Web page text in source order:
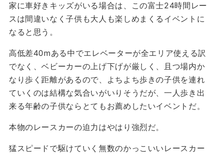
家に車好きキッズがいる場合は、この富士24時間レー
スは間違いなく子供も大人も楽しめまくるイベントに
なると思う。
高低差40mある中でエレベーターが全エリア使える訳
でなく、ベビーカーの上げ下げが厳しく、且つ場内か
なり歩く距離があるので、よちよち歩きの子供を連れ
ていくのは結構な気合いがいりそうだが、一人歩き出
来る年齢の子供ならとてもお薦めしたいイベントだ。
本物のレースカーの迫力はやはり強烈だ。
猛スピードで駆けていく無数のかっこいいレースカー